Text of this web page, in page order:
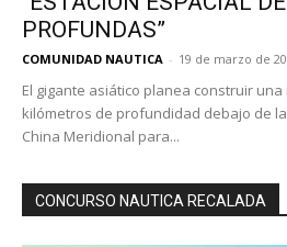
PROFUNDAS”
COMUNIDAD NAUTICA - 19 de marzo de
El gigante asiático planea construir
kilómetros de profundidad debajo de
China Meridional para...
CONCURSO NAUTICA RECALADA